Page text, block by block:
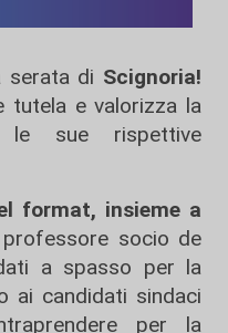
serata di Scignoria!
tutela e valorizza la
le sue rispettive
format, insieme a
professore socio de
a spasso per la
ai candidati sindaci
per la